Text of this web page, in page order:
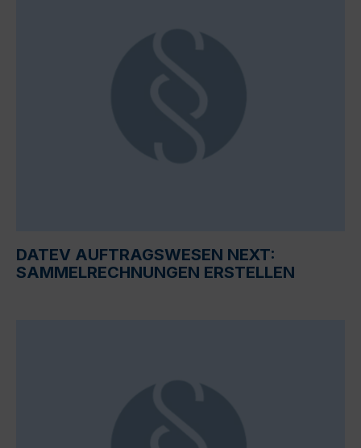
DATEV AUFTRAGSWESEN NEXT:
SAMMELRECHNUNGEN ERSTELLEN